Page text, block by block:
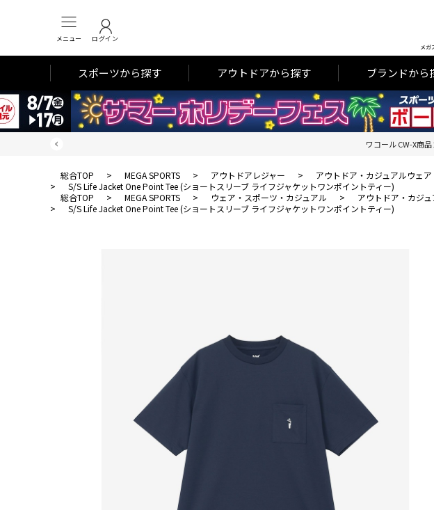
メニュー ログイン
メガ
スポーツから探す アウトドアから探す ブランドから
ワコール CW-X商
総合TOP > MEGA SPORTS > アウトドアレジャー > アウトドア・カジュアルウェア
>
S/S Life Jacket One Point Tee (ショートスリーブ ライフジャケットワンポイントティー)
総合TOP
> MEGA SPORTS > ウェア・スポーツ・カジュアル > アウトドア・カジ
>
S/S Life Jacket One Point Tee (ショートスリーブ ライフジャケットワンポイントティー)